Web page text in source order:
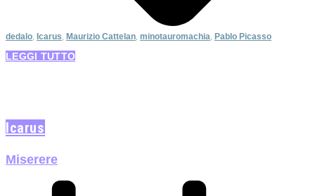
dedalo Icarus Maurizio Cattelan minotauromachia Pablo Picasso
LEGGI TUTTO
Icarus
Miserere